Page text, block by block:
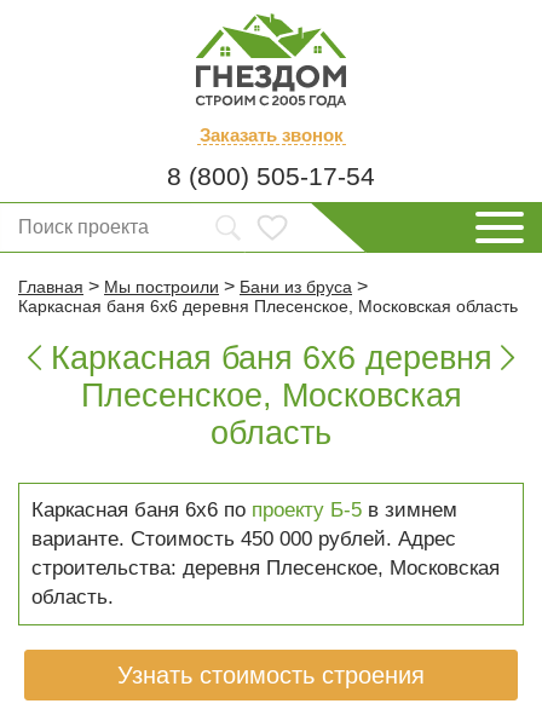
Заказать звонок
8 (800) 505-17-54
Главная > Мы построили > Бани из бруса >
Каркасная баня 6х6 деревня Плесенское, Московская область
 Каркасная баня 6х6 деревня
Плесенское, Московская
область

Каркасная баня 6х6 по проекту Б-5 в зимнем
варианте. Стоимость 450 000 рублей. Адрес
строительства: деревня Плесенское, Московская
область.
Узнать стоимость строения